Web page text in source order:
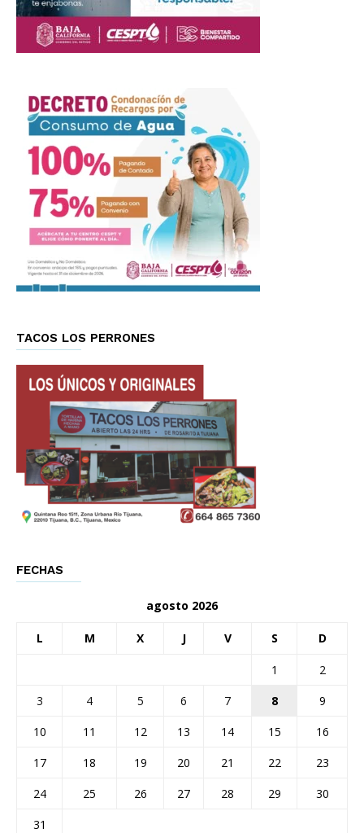
TACOS LOS PERRONES
FECHAS
agosto 2026
L M X J V S D
1
2
3
4 5 6 7 8
9
10
11 12 13 14 15
16
17
18 19 20 21 22
23
24
25 26 27 28 29
30
31